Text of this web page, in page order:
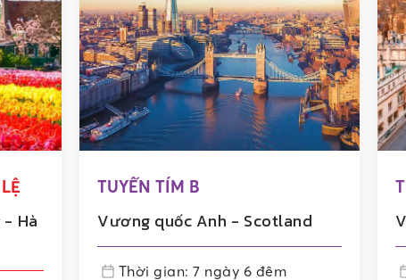
Hà
TUYẾN TÍM B
Vương quốc Anh - Scotland
Thời gian: 7 ngày 6 đêm